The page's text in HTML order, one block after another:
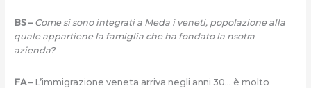
BS – Come si sono integrati a Meda i veneti, popolazione alla
quale appartiene la famiglia che ha fondato la nsotra
azienda?
FA – L’immigrazione veneta arriva negli anni 30… è molto